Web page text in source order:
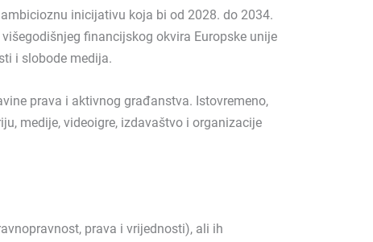
inicijativu koja bi od 2028. do 2034.
financijskog okvira Europske unije
i slobode medija.
prava i aktivnog građanstva. Istovremeno,
medije, videoigre, izdavaštvo i organizacije
prava i vrijednosti), ali ih